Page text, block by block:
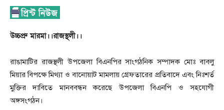
উচ্চপ্রু মারমা।।রাজস্থলী।।
রাঙামাটির রাজস্থলী উপজেলা বিএনপির সাংগঠনিক সম্পাদক মোঃ বাবলু
মিয়ার বিপক্ষে মিথ্যা ও বানোয়াট মামলায় গ্রেফতারের প্রতিবাদে এবং নিঃশর্ত
মুক্তির দাবিতে মানববন্ধন করেছে উপজেলা বিএনপি ও সহযোগী
অঙ্গসংগঠন।